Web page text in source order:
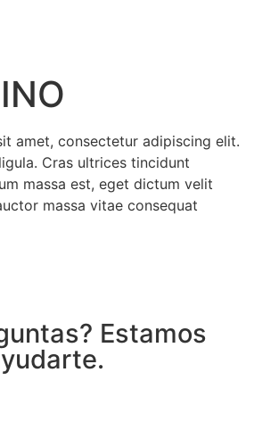
amet, consectetur adipiscing elit.
Cras ultrices tincidunt
massa est, eget dictum velit
massa vitae consequat
Estamos